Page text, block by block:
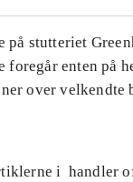
stutteriet
enten på
over velkendte
i handler